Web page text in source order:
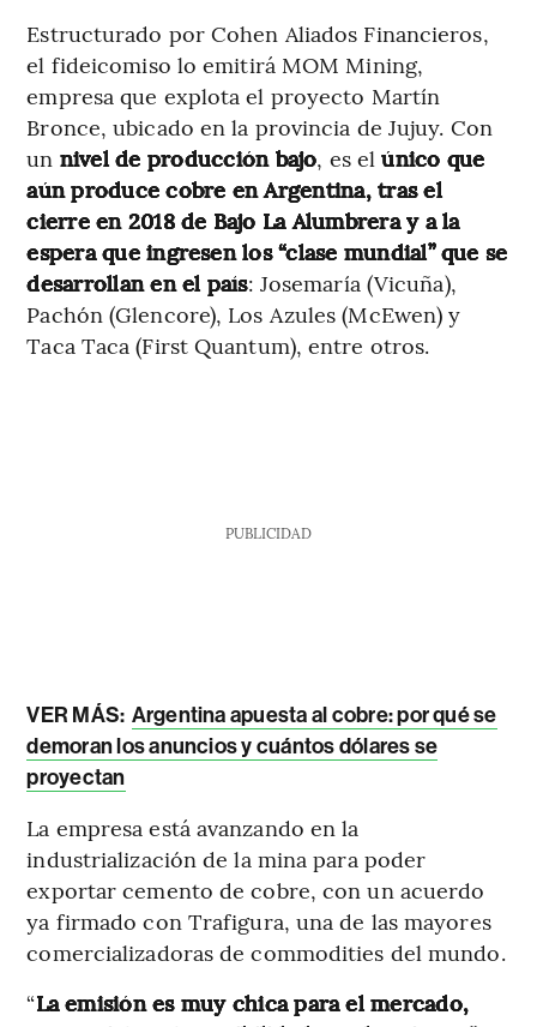
Estructurado por Cohen Aliados Financieros,
el fideicomiso lo emitirá MOM Mining,
empresa que explota el proyecto Martín
Bronce, ubicado en la provincia de Jujuy. Con
un nivel de producción bajo, es elúnico que
aún produce cobre en Argentina, tras el
cierre en 2018 de Bajo La Alumbrera y a la
espera que ingresen los “clase mundial” que se
desarrollan en el país: Josemaría (Vicuña),
Pachón (Glencore), Los Azules (McEwen) y
Taca Taca (First Quantum), entre otros.
PUBLICIDAD
VER MÁS: Argentina apuesta al cobre: por qué se
demoran los anuncios y cuántos dólares se
proyectan
La empresa está avanzando en la
industrialización de la mina para poder
exportar cemento de cobre, con un acuerdo
ya firmado con Trafigura, una de las mayores
comercializadoras de commodities del mundo.
“La emisión es muy chica para el mercado,